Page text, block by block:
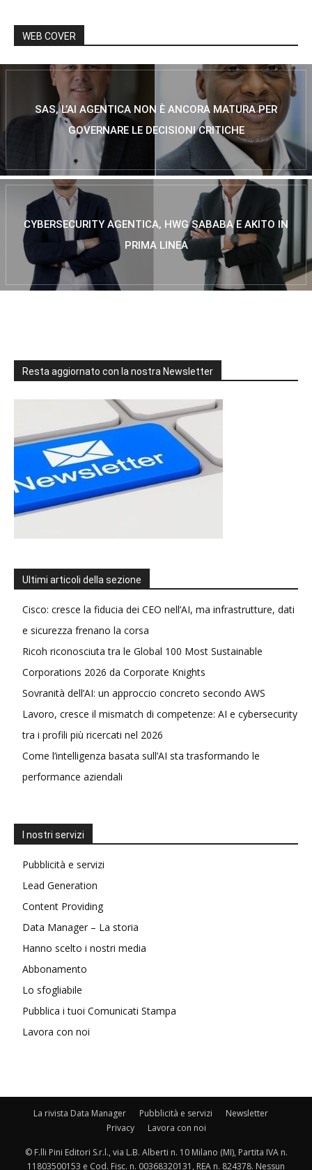
WEB COVER
SAS, L’AI AGENTICA NON È ANCORA MATURA PER
GOVERNARE LE DECISIONI CRITICHE
CYBERSECURITY AGENTICA, HWG SABABA E AKITO IN
PRIMA LINEA
Resta aggiornato con la nostra Newsletter
Ultimi articoli della sezione
Cisco: cresce la fiducia dei CEO nell’AI, ma infrastrutture, dati
e sicurezza frenano la corsa
Ricoh riconosciuta tra le Global 100 Most Sustainable
Corporations 2026 da Corporate Knights
Sovranità dell’AI: un approccio concreto secondo AWS
Lavoro, cresce il mismatch di competenze: AI e cybersecurity
tra i profili più ricercati nel 2026
Come l’intelligenza basata sull’AI sta trasformando le
performance aziendali
I nostri servizi
Pubblicità e servizi
Lead Generation
Content Providing
Data Manager – La storia
Hanno scelto i nostri media
Abbonamento
Lo sfogliabile
Pubblica i tuoi Comunicati Stampa
Lavora con noi
La rivista Data Manager Pubblicità e servizi
Newsletter
Privacy
Lavora con noi
© F.lli Pini Editori S.r.l., via L.B. Alberti n. 10 Milano (MI), Partita IVA n.
11803500153 e Cod. Fisc. n. 00368320131, REA n. 824378. Nessun